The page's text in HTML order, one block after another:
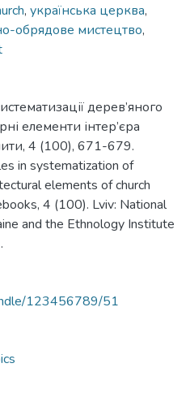
, українська церква,
обрядове мистецтво,
дерев’яного
елементи інтер’єра
4 (100), 671-679.
in systematization of
elements of church
4 (100). Lviv: National
and the Ethnology Institute
123456789/51